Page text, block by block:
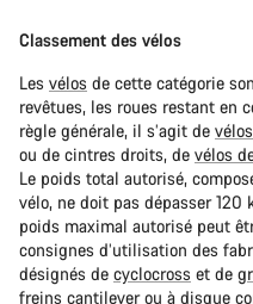
Classement des vélos
Les vélos de cette catégorie
revêtues, les roues restant en
règle générale, il s’agit de
ou de cintres droits, de vélos
Le poids total autorisé,
vélo, ne doit pas dépasser 120
poids maximal autorisé peut
consignes d’utilisation des
désignés de cyclocross et de
freins cantilever ou à disque